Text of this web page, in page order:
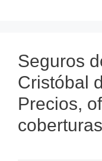
Seguros
Cristóbal
Precios,
coberturas